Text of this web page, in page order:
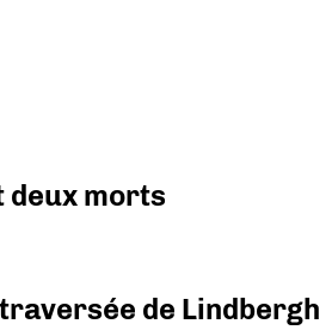
deux morts
de Lindbergh